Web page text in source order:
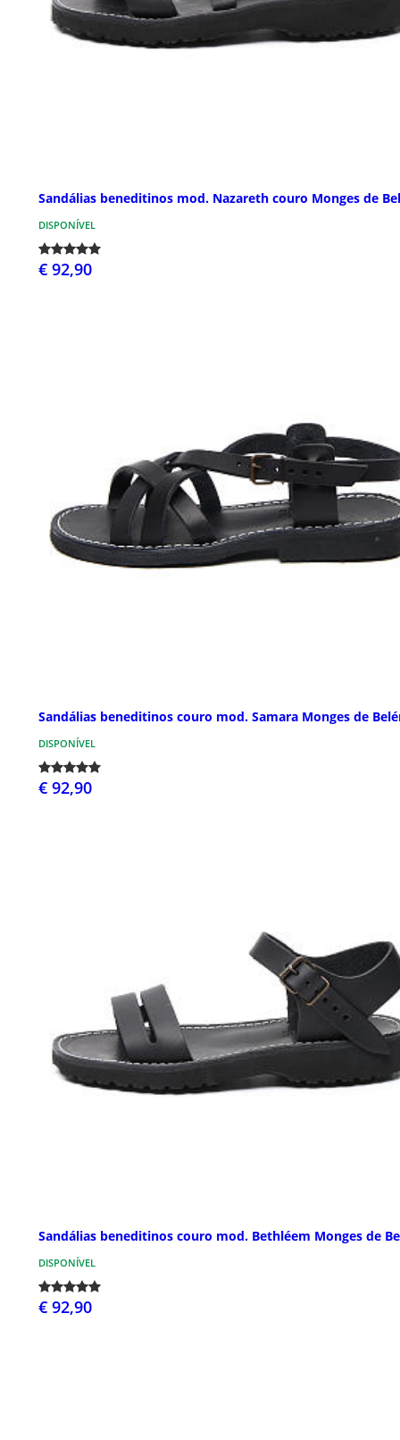
Sandálias beneditinos mod. Nazareth couro Monges de
DISPONÍVEL
€ 92,90
Sandálias beneditinos couro mod. Samara Monges de
DISPONÍVEL
€ 92,90
Sandálias beneditinos couro mod. Bethléem Monges de
DISPONÍVEL
€ 92,90